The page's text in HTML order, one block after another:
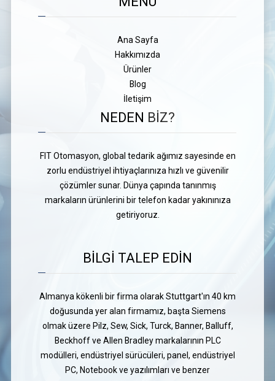
Ana Sayfa
Hakkımızda
Ürünler
Blog
İletişim
NEDEN BİZ?
FIT Otomasyon, global tedarik ağımız sayesinde en
zorlu endüstriyel ihtiyaçlarınıza hızlı ve güvenilir
çözümler sunar. Dünya çapında tanınmış
markaların ürünlerini bir telefon kadar yakınınıza
getiriyoruz.
BİLGİ TALEP EDİN
Almanya kökenli bir firma olarak Stuttgart'ın 40 km
doğusunda yer alan firmamız, başta Siemens
olmak üzere Pilz, Sew, Sick, Turck, Banner, Balluff,
Beckhoff ve Allen Bradley markalarının PLC
modülleri, endüstriyel sürücüleri, panel, endüstriyel
PC, Notebook ve yazılımları ve benzer